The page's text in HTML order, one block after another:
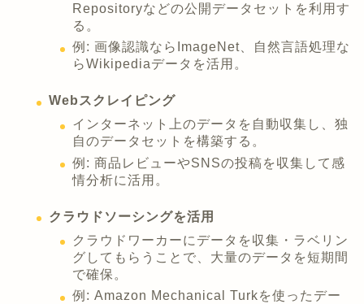
Repositoryなどの公開データセットを利用す
る。
例: 画像認識ならImageNet、自然言語処理な
らWikipediaデータを活用。
Webスクレイピング
インターネット上のデータを自動収集し、独
自のデータセットを構築する。
例: 商品レビューやSNSの投稿を収集して感
情分析に活用。
クラウドソーシングを活用
クラウドワーカーにデータを収集・ラベリン
グしてもらうことで、大量のデータを短期間
で確保。
例: Amazon Mechanical Turkを使ったデー